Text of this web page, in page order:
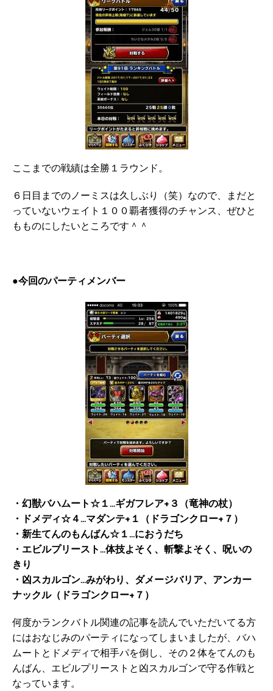
ここまでの戦績は全勝１ラウンド。
６日目までのノーミスは久しぶり（笑）なので、まだと
っていないウェイト１００覇者獲得のチャンス、ぜひと
もものにしたいところです＾＾
●今回のパーティメンバー
・幻獣バハムート☆１…ギガフレア+３（竜神の杖）
・ドメディ☆４…マダンテ+１（ドラゴンクロー+７）
・新生てんのもんばん☆１…におうだち
・エビルプリースト…体技よそく、斬撃よそく、呪いの
きり
・凶スカルゴン…みがわり、ダメージバリア、アンカー
ナックル（ドラゴンクロー+７）
何度かランクバトル関連の記事を読んでいただいてる方
にはおなじみのパーティになってしまいましたが、バハ
ムートとドメディで相手パを倒し、その２体をてんのも
んばん、エビルプリーストと凶スカルゴンで守る作戦と
なっています。